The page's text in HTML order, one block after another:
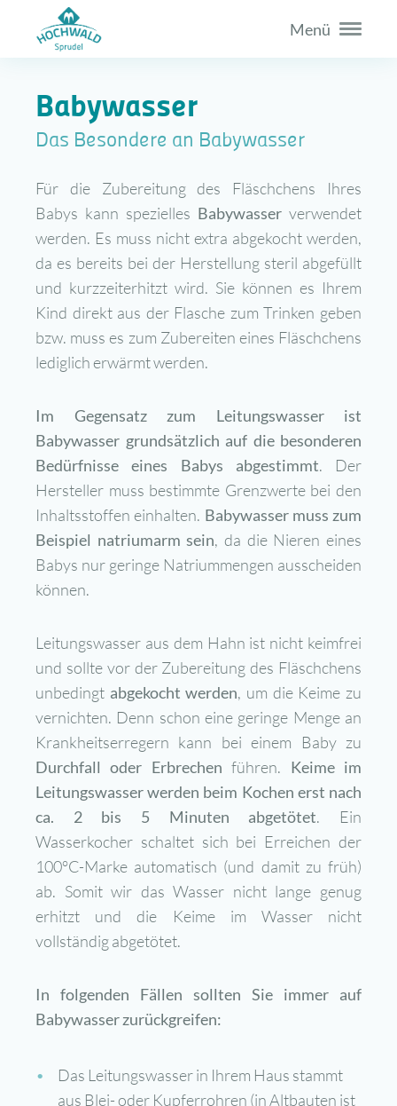
Menü
Babywasser
Das Besondere an Babywasser
Für die Zubereitung des Fläschchens Ihres
Babys kann spezielles Babywasser verwendet
werden. Es muss nicht extra abgekocht werden,
da es bereits bei der Herstellung steril abgefüllt
und kurzzeiterhitzt wird. Sie können es Ihrem
Kind direkt aus der Flasche zum Trinken geben
bzw. muss es zum Zubereiten eines Fläschchens
lediglich erwärmt werden.
Im Gegensatz zum Leitungswasser ist
Babywasser grundsätzlich auf die besonderen
Bedürfnisse eines Babys abgestimmt. Der
Hersteller muss bestimmte Grenzwerte bei den
Inhaltsstoffen einhalten. Babywasser muss zum
Beispiel natriumarm sein, da die Nieren eines
Babys nur geringe Natriummengen ausscheiden
können.
Leitungswasser aus dem Hahn ist nicht keimfrei
und sollte vor der Zubereitung des Fläschchens
unbedingt abgekocht werden, um die Keime zu
vernichten. Denn schon eine geringe Menge an
Krankheitserregern kann bei einem Baby zu
Durchfall oder Erbrechen führen. Keime im
Leitungswasser werden beim Kochen erst nach
ca. 2 bis 5 Minuten abgetötet. Ein
Wasserkocher schaltet sich bei Erreichen der
100°C-Marke automatisch (und damit zu früh)
ab. Somit wir das Wasser nicht lange genug
erhitzt und die Keime im Wasser nicht
vollständig abgetötet.
In folgenden Fällen sollten Sie immer auf
Babywasser zurückgreifen:
Das Leitungswasser in Ihrem Haus stammt
aus Blei- oder Kupferrohren (in Altbauten ist